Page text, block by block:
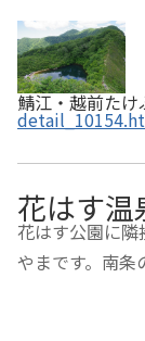
鯖江・越前たけ
花はす
花はす公園に
やまです。南条